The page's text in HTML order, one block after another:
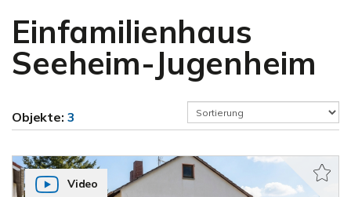
Einfamilienhaus
Seeheim-Jugenheim
Objekte: 3
Video